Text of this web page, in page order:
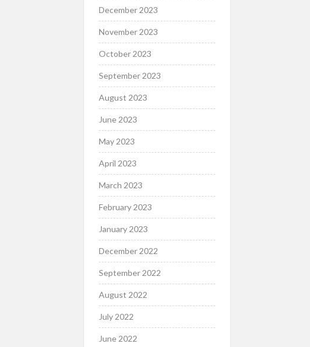
December 2023
November 2023
October 2023
September 2023
August 2023
June 2023
May 2023
April 2023
March 2023
February 2023
January 2023
December 2022
September 2022
August 2022
July 2022
June 2022